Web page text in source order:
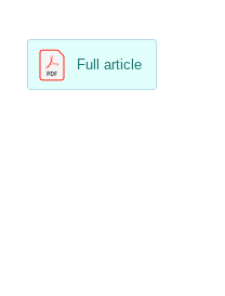
Full article